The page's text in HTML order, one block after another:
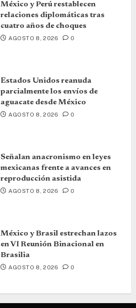
México y Perú restablecen
relaciones diplomáticas tras
cuatro años de choques
AGOSTO 8, 2026 0
Estados Unidos reanuda
parcialmente los envíos de
aguacate desde México
AGOSTO 8, 2026 0
Señalan anacronismo en leyes
mexicanas frente a avances en
reproducción asistida
AGOSTO 8, 2026 0
México y Brasil estrechan lazos
en VI Reunión Binacional en
Brasilia
AGOSTO 8, 2026 0